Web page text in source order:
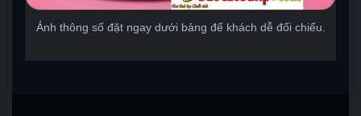
Ảnh thông số đặt ngay dưới bảng để khách dễ đối chiếu.